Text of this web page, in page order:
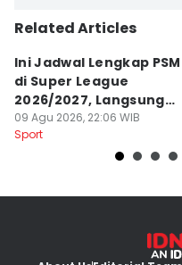
Related Articles
Ini Jadwal Lengkap PSM
di Super League
2026/2027, Langsung
Sengit
09 Agu 2026, 22:06 WIB
Sport